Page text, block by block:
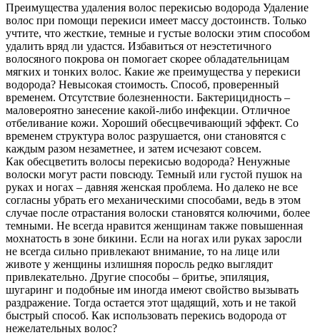
Преимущества удаления волос перекисью водорода Удаление
волос при помощи перекиси имеет массу достоинств. Только
учтите, что жесткие, темные и густые волоски этим способом
удалить вряд ли удастся. Избавиться от неэстетичного
волосяного покрова он помогает скорее обладательницам
мягких и тонких волос. Какие же преимущества у перекиси
водорода? Невысокая стоимость. Способ, проверенный
временем. Отсутствие болезненности. Бактерицидность –
маловероятно занесение какой-либо инфекции. Отличное
отбеливание кожи. Хороший обесцвечивающий эффект. Со
временем структура волос разрушается, они становятся с
каждым разом незаметнее, и затем исчезают совсем.
Как обесцветить волосы перекисью водорода? Ненужные
волоски могут расти повсюду. Темный или густой пушок на
руках и ногах – давняя женская проблема. Но далеко не все
согласны убрать его механическими способами, ведь в этом
случае после отрастания волоски становятся колючими, более
темными. Не всегда нравится женщинам также повышенная
мохнатость в зоне бикини. Если на ногах или руках заросли
не всегда сильно привлекают внимание, то на лице или
животе у женщины излишняя поросль редко выглядит
привлекательно. Другие способы – бритье, эпиляция,
шугаринг и подобные им иногда имеют свойство вызывать
раздражение. Тогда остается этот щадящий, хоть и не такой
быстрый способ. Как использовать перекись водорода от
нежелательных волос?